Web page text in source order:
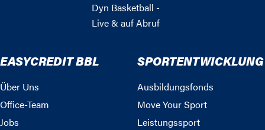
Dyn Basketball -
Live & auf Abruf
EASYCREDIT BBL
Über Uns
Office-Team
Jobs
SPORTENTWICKLUNG
Ausbildungsfonds
Move Your Sport
Leistungssport